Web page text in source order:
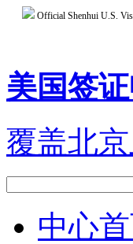
Official Shenhui U.S.
美国签
覆盖北
中心